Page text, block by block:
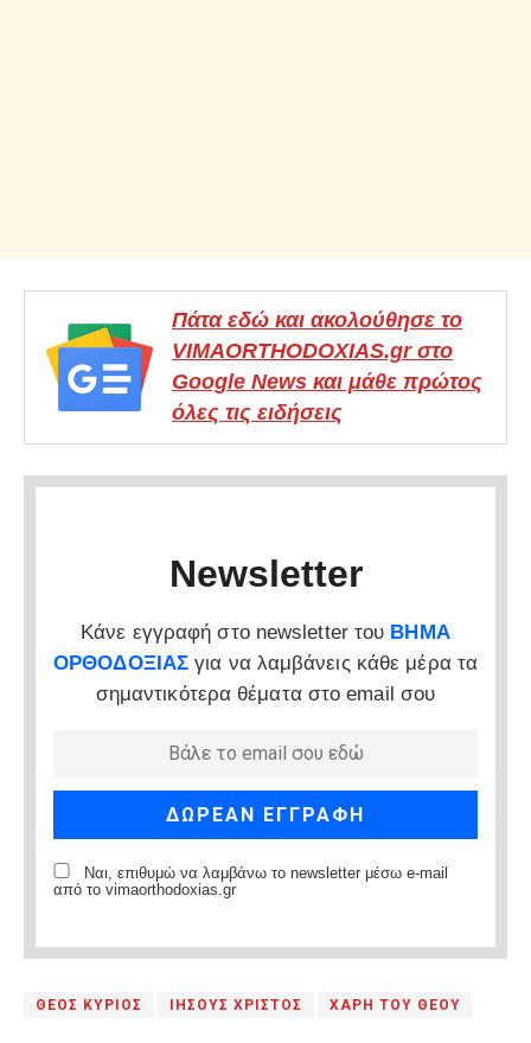
Πάτα εδώ και ακολούθησε το
VIMAORTHODOXIAS.gr στο
Google News και μάθε πρώτος
όλες τις ειδήσεις
Newsletter
Κάνε εγγραφή στο newsletter του ΒΗΜΑ
ΟΡΘΟΔΟΞΙΑΣ για να λαμβάνεις κάθε μέρα τα
σημαντικότερα θέματα στο email σου
Ναι, επιθυμώ να λαμβάνω το newsletter μέσω e-mail
από το vimaorthodoxias.gr
ΘΕΟΣ ΚΥΡΙΟΣ ΙΗΣΟΥΣ ΧΡΙΣΤΟΣ ΧΑΡΗ ΤΟΥ ΘΕΟΥ